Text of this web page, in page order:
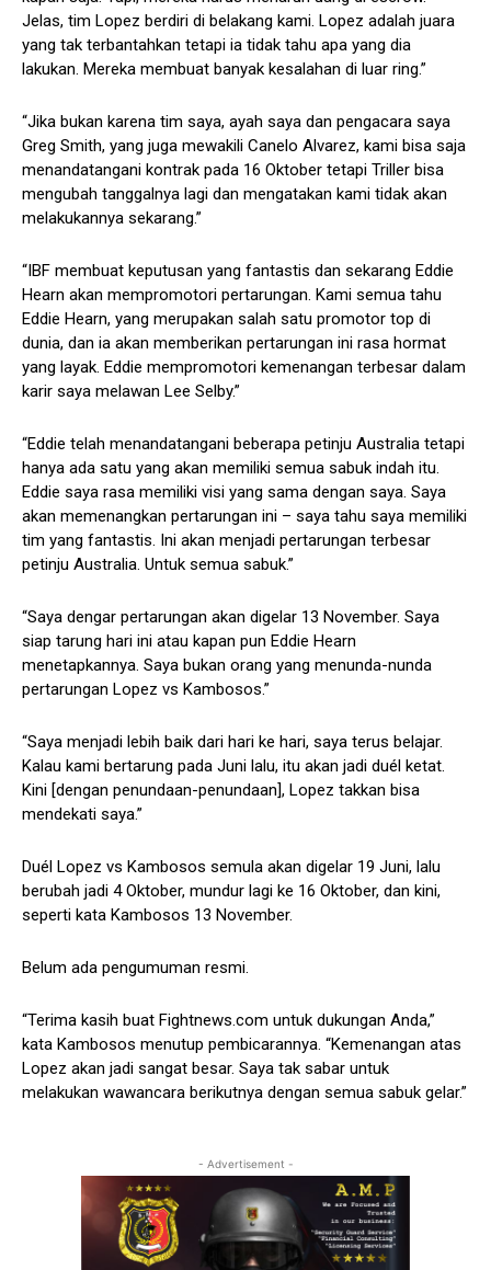
Jelas, tim Lopez berdiri di belakang kami. Lopez adalah juara
yang tak terbantahkan tetapi ia tidak tahu apa yang dia
lakukan. Mereka membuat banyak kesalahan di luar ring.”
“Jika bukan karena tim saya, ayah saya dan pengacara saya
Greg Smith, yang juga mewakili Canelo Alvarez, kami bisa saja
menandatangani kontrak pada 16 Oktober tetapi Triller bisa
mengubah tanggalnya lagi dan mengatakan kami tidak akan
melakukannya sekarang.”
“IBF membuat keputusan yang fantastis dan sekarang Eddie
Hearn akan mempromotori pertarungan. Kami semua tahu
Eddie Hearn, yang merupakan salah satu promotor top di
dunia, dan ia akan memberikan pertarungan ini rasa hormat
yang layak. Eddie mempromotori kemenangan terbesar dalam
karir saya melawan Lee Selby.”
“Eddie telah menandatangani beberapa petinju Australia tetapi
hanya ada satu yang akan memiliki semua sabuk indah itu.
Eddie saya rasa memiliki visi yang sama dengan saya. Saya
akan memenangkan pertarungan ini – saya tahu saya memiliki
tim yang fantastis. Ini akan menjadi pertarungan terbesar
petinju Australia. Untuk semua sabuk.”
“Saya dengar pertarungan akan digelar 13 November. Saya
siap tarung hari ini atau kapan pun Eddie Hearn
menetapkannya. Saya bukan orang yang menunda-nunda
pertarungan Lopez vs Kambosos.”
“Saya menjadi lebih baik dari hari ke hari, saya terus belajar.
Kalau kami bertarung pada Juni lalu, itu akan jadi duél ketat.
Kini [dengan penundaan-penundaan], Lopez takkan bisa
mendekati saya.”
Duél Lopez vs Kambosos semula akan digelar 19 Juni, lalu
berubah jadi 4 Oktober, mundur lagi ke 16 Oktober, dan kini,
seperti kata Kambosos 13 November.
Belum ada pengumuman resmi.
“Terima kasih buat Fightnews.com untuk dukungan Anda,”
kata Kambosos menutup pembicarannya. “Kemenangan atas
Lopez akan jadi sangat besar. Saya tak sabar untuk
melakukan wawancara berikutnya dengan semua sabuk gelar.”
- Advertisement -